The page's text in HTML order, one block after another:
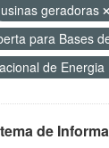
usinas geradoras
para Bases
de Energia
de